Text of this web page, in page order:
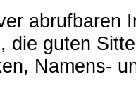
abrufbaren
die guten
Namens-